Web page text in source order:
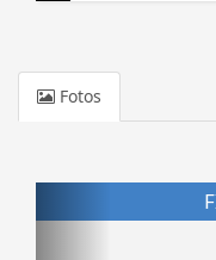
Fotos